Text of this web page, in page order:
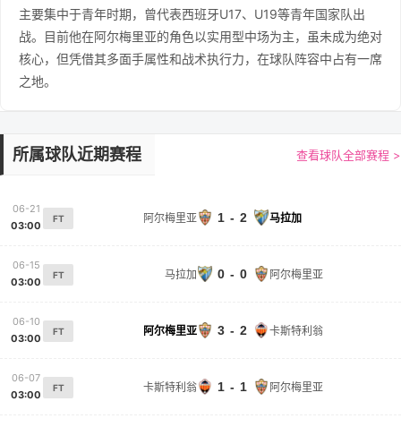
主要集中于青年时期，曾代表西班牙U17、U19等青年国家队出
战。目前他在阿尔梅里亚的角色以实用型中场为主，虽未成为绝对
核心，但凭借其多面手属性和战术执行力，在球队阵容中占有一席
之地。
所属球队近期赛程 查看球队全部赛程 >
06-21
03:00
FT 阿尔梅里亚 1 - 2 马拉加
06-15
03:00
FT 马拉加 0 - 0 阿尔梅里亚
06-10
03:00
FT 阿尔梅里亚 3 - 2 卡斯特利翁
06-07
03:00
FT 卡斯特利翁 1 - 1 阿尔梅里亚